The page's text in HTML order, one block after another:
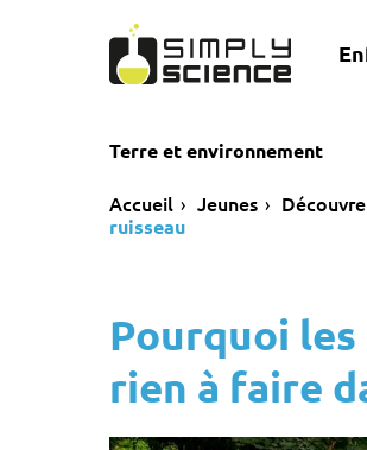
Terre et environnement
Accueil Jeunes Découvre
ruisseau
Pourquoi
rien à faire